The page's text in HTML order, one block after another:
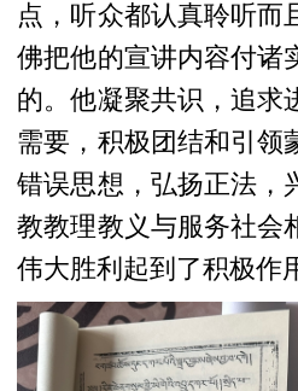
点，听众都认真聆听而
佛把他的宣讲内容付诸
的。他凝聚共识，追求
需要，积极团结和引领
错误思想，弘扬正法，
教教理教义与服务社会
伟大胜利起到了积极作